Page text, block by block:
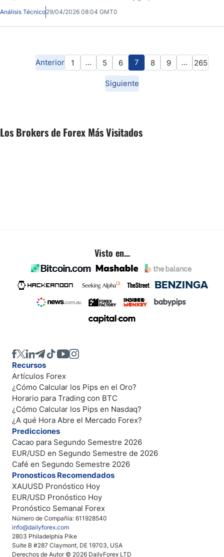
Análisis Técnico29/04/2026 08:04 GMT0
Anterior 1 … 5 6 7 8 9 … 265
Siguiente
Los Brokers de Forex Más Visitados
Visto en...
Número de Compañía: 611928540
info@dailyforex.com
2803 Philadelphia Pike
Suite B #287 Claymont, DE 19703, USA
Derechos de Autor © 2026 DailyForex LTD
Recursos
Artículos Forex
¿Cómo Calcular los Pips en el Oro?
Horario para Trading con BTC
¿Cómo Calcular los Pips en Nasdaq?
¿A qué Hora Abre el Mercado Forex?
Predicciones
Cacao para Segundo Semestre 2026
EUR/USD en Segundo Semestre de 2026
Café en Segundo Semestre 2026
Pronosticos Recomendados
XAUUSD Pronóstico Hoy
EUR/USD Pronóstico Hoy
Pronóstico Semanal Forex